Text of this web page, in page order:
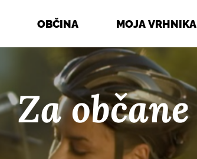
OBČINA MOJA VRHNIKA
Za občane